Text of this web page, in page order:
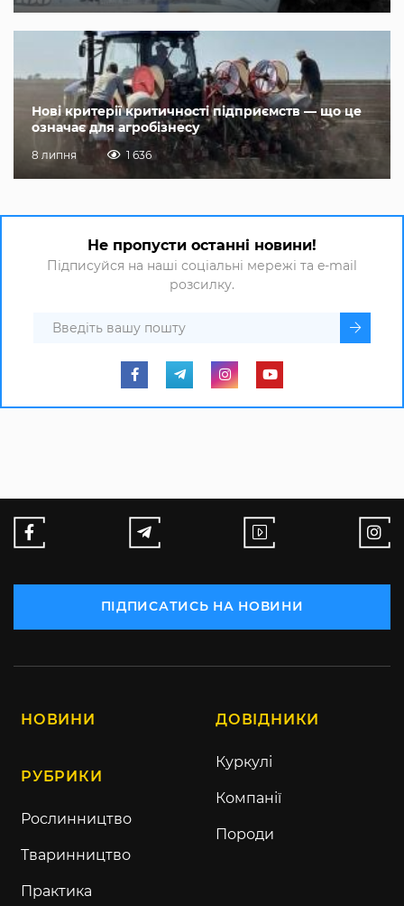
Нові критерії критичності підприємств — що це
означає для агробізнесу
8 липня 1 636
Не пропусти останні новини!
Підписуйся на наші соціальні мережі та e-mail
розсилку.
ПІДПИСАТИСЬ НА НОВИНИ
НОВИНИ
РУБРИКИ
Рослинництво
Тваринництво
Практика
ДОВІДНИКИ
Куркулі
Компанії
Породи